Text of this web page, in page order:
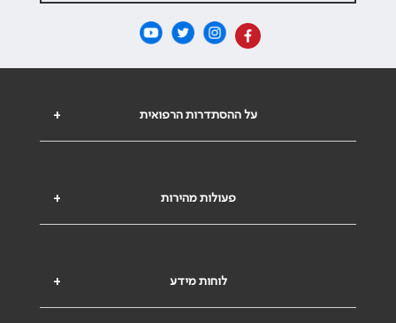
+ על ההסתדרות הרפואית
+ פעולות מהירות
+ לוחות מידע